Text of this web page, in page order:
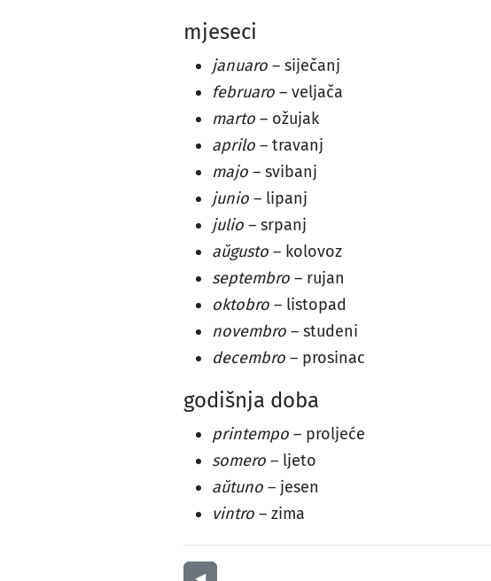
mjeseci
januaro – siječanj
februaro – veljača
marto – ožujak
aprilo – travanj
majo – svibanj
junio – lipanj
julio – srpanj
aŭgusto – kolovoz
septembro – rujan
oktobro – listopad
novembro – studeni
decembro – prosinac
godišnja doba
printempo – proljeće
somero – ljeto
aŭtuno – jesen
vintro – zima